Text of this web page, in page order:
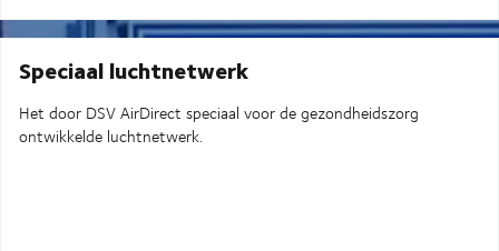
Speciaal luchtnetwerk
Het door DSV AirDirect speciaal voor de gezondheidszorg
ontwikkelde luchtnetwerk.